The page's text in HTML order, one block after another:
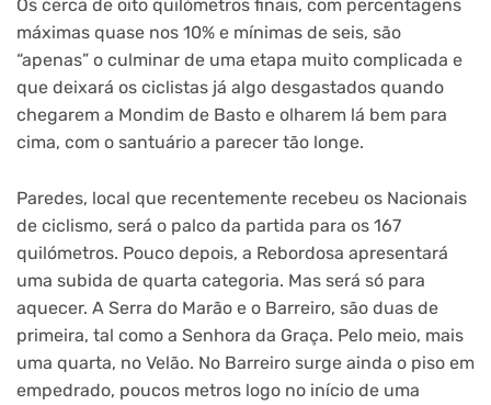
Os cerca de oito quilómetros finais, com percentagens
máximas quase nos 10% e mínimas de seis, são
“apenas” o culminar de uma etapa muito complicada e
que deixará os ciclistas já algo desgastados quando
chegarem a Mondim de Basto e olharem lá bem para
cima, com o santuário a parecer tão longe.
Paredes, local que recentemente recebeu os Nacionais
de ciclismo, será o palco da partida para os 167
quilómetros. Pouco depois, a Rebordosa apresentará
uma subida de quarta categoria. Mas será só para
aquecer. A Serra do Marão e o Barreiro, são duas de
primeira, tal como a Senhora da Graça. Pelo meio, mais
uma quarta, no Velão. No Barreiro surge ainda o piso em
empedrado, poucos metros logo no início de uma